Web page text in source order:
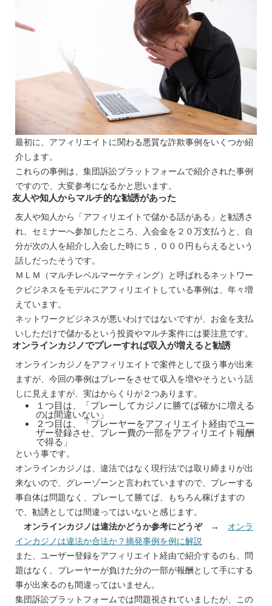
最初に、アフィリエイトに関わる悪質な詐欺事例をいくつか紹
介します。
これらの事例は、集団訴訟プラットフォームで紹介された事例
ですので、大変参考になるかと思います。
友人や知人からマルチ的な勧誘があった
友人や知人から「アフィリエイトで儲かる話がある」と勧誘さ
れ、セミナーへ参加したところ、入会金を２０万支払うと、自
分が次の人を紹介し入会した時に５，０００円もらえるという
話しだったそうです。
ＭＬＭ（マルチレベルマーケティング）と呼ばれるネットワー
クビジネスをモデルにアフィリエイトしている事例は、年々増
えています。
ネットワークビジネスが悪いわけではないですが、お金を支払
いしただけで儲かるという投資やマルチ案件には要注意です。
オンラインカジノでプレーすれば収入が増えると勧誘
オンラインカジノをアフィリエイトで案件として扱う事が出来
ますが、今回の事例はプレーをさせて収入を増やそうという話
しに見えますが、実はからくりが２つあります。
１つ目は、「プレーしてカジノに勝てば確かに増える
のは間違いない」
２つ目は、「プレーヤーをアフィリエイト経由でユー
ザー登録させ、プレー費の一部をアフィリエイト報酬
で得る」
という事です。
オンラインカジノは、違法ではなく現行法では取り締まりが出
来ないので、グレーゾーンと言われていますので、プレーする
事自体は問題なく、プレーして勝てば、もちろん稼げますの
で、勧誘としては間違ってはいないと感じます。
オンラインカジノは違法かどうか参考にどうぞ→ オンラ
インカジノは違法か合法か？摘発事例を例に解説
また、ユーザー登録をアフィリエイト経由で紹介するのも、問
題はなく、プレーヤーが負けた分の一部が報酬として手にする
事が出来るのも間違ってはいません。
集団訴訟プラットフォームでは問題視されていましたが、この